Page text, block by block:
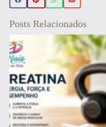
Posts Relacionados